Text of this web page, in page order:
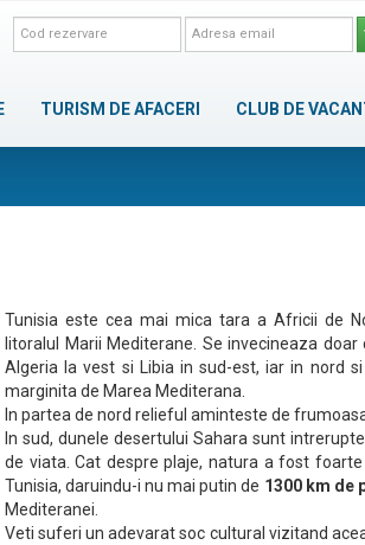
TURISM DE AFACERI CLUB DE
Tunisia este cea mai mica tara a Africii de
litoralul Marii Mediterane. Se invecineaza doar
Algeria la vest si Libia in sud-est, iar in nord
marginita de Marea Mediterana.
In partea de nord relieful aminteste de
In sud, dunele desertului Sahara sunt
de viata. Cat despre plaje, natura a fost
Tunisia, daruindu-i nu mai putin de 1300 km de
Mediteranei.
Veti suferi un adevarat soc cultural vizitand